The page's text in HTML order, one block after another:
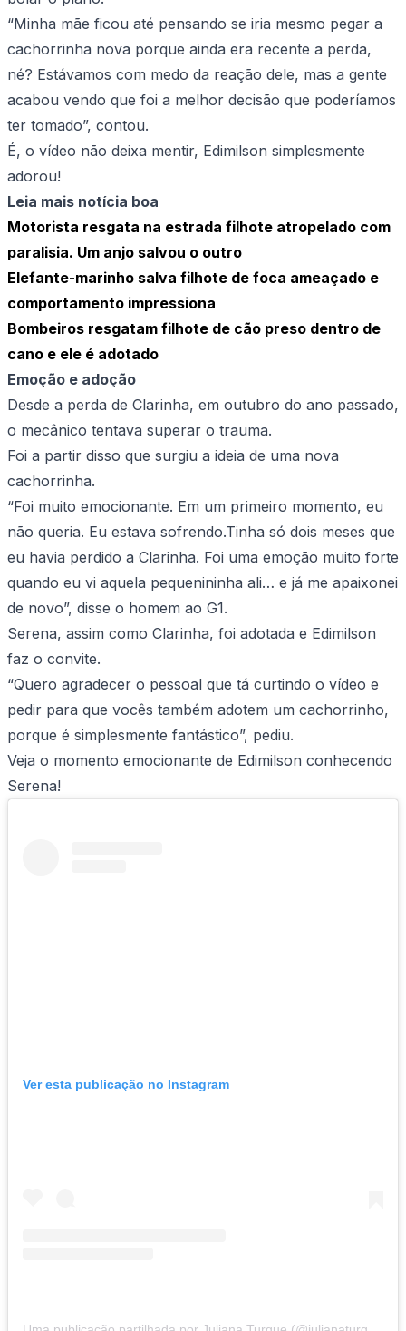
“Minha mãe ficou até pensando se iria mesmo pegar a
cachorrinha nova porque ainda era recente a perda,
né? Estávamos com medo da reação dele, mas a gente
acabou vendo que foi a melhor decisão que poderíamos
ter tomado”, contou.
É, o vídeo não deixa mentir, Edimilson simplesmente
adorou!
Leia mais notícia boa
Motorista resgata na estrada filhote atropelado com
paralisia. Um anjo salvou o outro
Elefante-marinho salva filhote de foca ameaçado e
comportamento impressiona
Bombeiros resgatam filhote de cão preso dentro de
cano e ele é adotado
Emoção e adoção
Desde a perda de Clarinha, em outubro do ano passado,
o mecânico tentava superar o trauma.
Foi a partir disso que surgiu a ideia de uma nova
cachorrinha.
“Foi muito emocionante. Em um primeiro momento, eu
não queria. Eu estava sofrendo.Tinha só dois meses que
eu havia perdido a Clarinha. Foi uma emoção muito forte
quando eu vi aquela pequenininha ali… e já me apaixonei
de novo”, disse o homem ao G1.
Serena, assim como Clarinha, foi adotada e Edimilson
faz o convite.
“Quero agradecer o pessoal que tá curtindo o vídeo e
pedir para que vocês também adotem um cachorrinho,
porque é simplesmente fantástico”, pediu.
Veja o momento emocionante de Edimilson conhecendo
Serena!
Ver esta publicação no Instagram